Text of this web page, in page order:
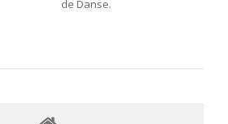
de Danse.